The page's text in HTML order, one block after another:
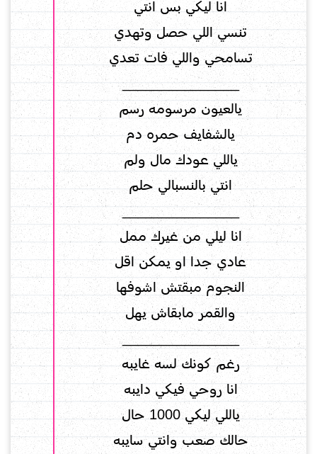
انا ليكي بس انتي
تنسي اللي حصل وتهدي
تسامحي واللي فات تعدي
_______________
يالعيون مرسومه رسم
يالشفايف حمره دم
ياللي عودك مال ولم
انتي بالنسبالي حلم
_______________
انا ليلي من غيرك ممل
عادي جدا او يمكن اقل
النجوم مبقتش اشوفها
والقمر مابقاش يهل
_______________
رغم كونك لسه غايبه
انا روحي فيكي دايبه
ياللي ليكي 1000 حال
حالك صعب وانتي سايبه